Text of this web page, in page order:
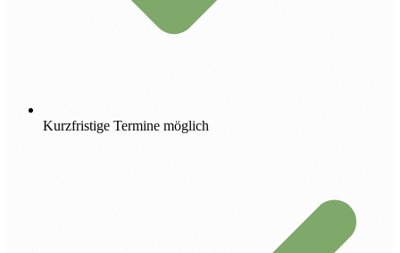
Kurzfristige Termine möglich